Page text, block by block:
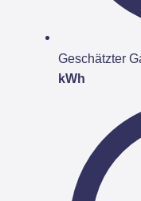
Geschätzter
kWh